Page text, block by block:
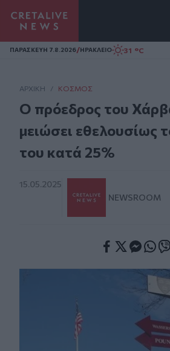
Homepage
ΠΑΡΑΣΚΕΥΗ 7.8.2026/ΗΡΑΚΛΕΙΟ 31 °C
ΑΡΧΙΚΗ / ΚΌΣΜΟΣ
Ο πρόεδρος του
μειώσει εθελουσίως
του κατά 25%
15.05.2025
NEWSROOM